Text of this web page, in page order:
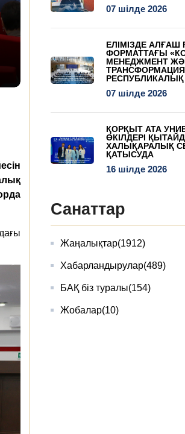
07 шілде 2026
ЕЛІМІЗДЕ АЛҒАШ
ФОРМАТТАҒЫ
МЕНЕДЖМЕНТ
ТРАНСФОРМАЦИЯ
07 шілде 2026
ҚОРҚЫТ АТА
ӨКІЛДЕРІ
ХАЛЫҚАРАЛЫҚ
ҚАТЫСУДА
16 шілде 2026
Санаттар
Жаңалықтар(1912)
Хабарландырулар(489)
БАҚ біз туралы(154)
Жобалар(10)